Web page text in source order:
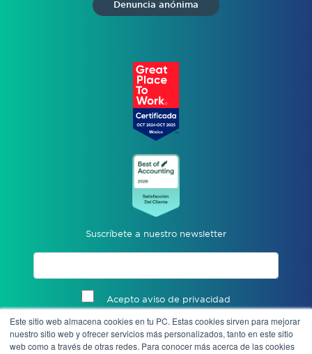
Este sitio web almacena cookies en tu PC. Estas cookies sirven para mejorar
nuestro sitio web y ofrecer servicios más personalizados, tanto en este sitio
web como a través de otras redes. Para conocer más acerca de las cookies
Denuncia anónima
Suscríbete a nuestro newsletter
Acepto aviso de privacidad
Enviar